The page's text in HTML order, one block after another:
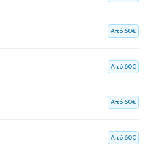
Aπό 60€
Aπό 60€
Aπό 60€
Aπό 60€